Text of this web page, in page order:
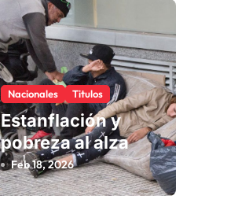
Nacionales Titulos
Estanflación y
pobreza al alza
Feb 18, 2026